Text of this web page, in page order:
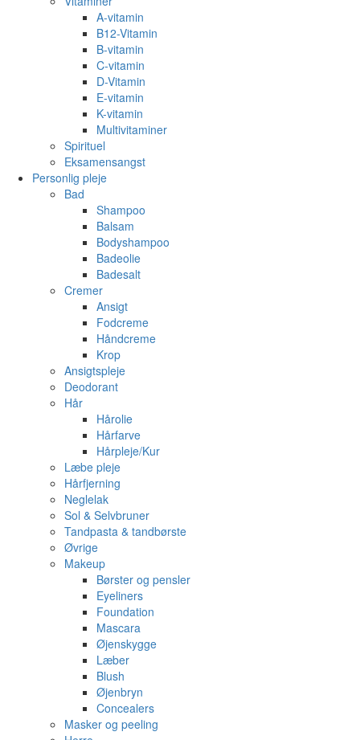
A-vitamin
B12-Vitamin
B-vitamin
C-vitamin
D-Vitamin
E-vitamin
K-vitamin
Multivitaminer
Spirituel
Eksamensangst
Personlig pleje
Bad
Shampoo
Balsam
Bodyshampoo
Badeolie
Badesalt
Cremer
Ansigt
Fodcreme
Håndcreme
Krop
Ansigtspleje
Deodorant
Hår
Hårolie
Hårfarve
Hårpleje/Kur
Læbe pleje
Hårfjerning
Neglelak
Sol & Selvbruner
Tandpasta & tandbørste
Øvrige
Makeup
Børster og pensler
Eyeliners
Foundation
Mascara
Øjenskygge
Læber
Blush
Øjenbryn
Concealers
Masker og peeling